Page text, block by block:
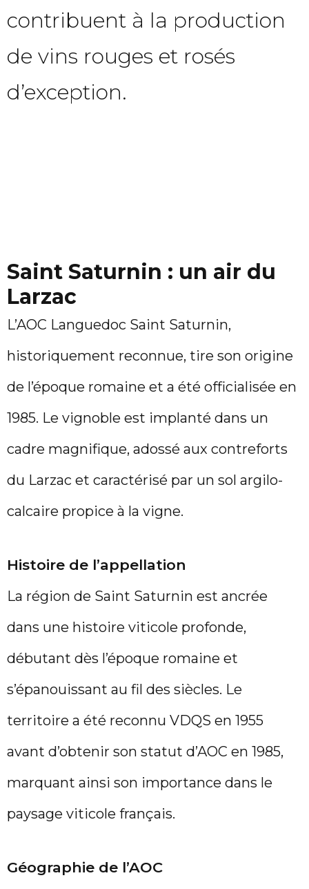
contribuent à la production
de vins rouges et rosés
d’exception.
Saint Saturnin : un air du
Larzac
L’AOC Languedoc Saint Saturnin,
historiquement reconnue, tire son origine
de l’époque romaine et a été officialisée en
1985. Le vignoble est implanté dans un
cadre magnifique, adossé aux contreforts
du Larzac et caractérisé par un sol argilo-
calcaire propice à la vigne.
Histoire de l’appellation
La région de Saint Saturnin est ancrée
dans une histoire viticole profonde,
débutant dès l’époque romaine et
s’épanouissant au fil des siècles. Le
territoire a été reconnu VDQS en 1955
avant d’obtenir son statut d’AOC en 1985,
marquant ainsi son importance dans le
paysage viticole français.
Géographie de l’AOC